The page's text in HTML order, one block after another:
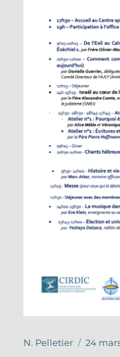
Auteur
N. Pelletier
Publié
24